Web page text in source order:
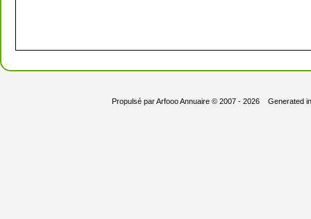
Propulsé parArfooo Annuaire© 2007 - 2026 Generated